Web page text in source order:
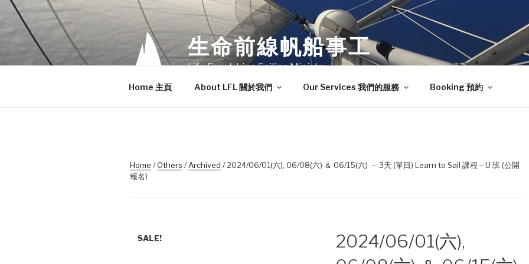
Skip
to
content
生命前線帆船事工
Life Front-Line Sailing Ministry
Home 主頁 About LFL 關於我們 Our Services 我們的服務 Booking 預約
Home /Others /Archived / 2024/06/01(六), 06/08(六) ＆ 06/15(六) － 3天 (單日) Learn to Sail 課程 – U 班 (公開
報名)
SALE!
2024/06/01(六),